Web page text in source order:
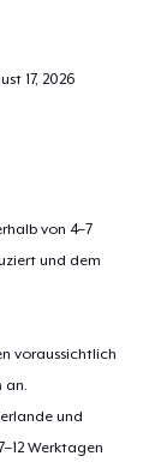
17, 2026
von 4–7
und dem
voraussichtlich
und
Werktagen